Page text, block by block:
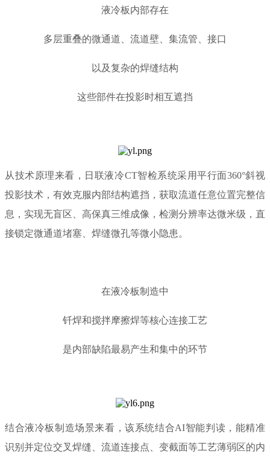
液冷板内部存在
多层重叠的微通道、流道壁、集流管、接口
以及复杂的焊缝结构
这些部件在投影时相互遮挡
从技术原理来看，日联液冷CT智检系统采用平行面360°斜视
投影技术，有效克服内部结构遮挡，获取流道任意位置完整信
息，实现无盲区、高保真三维成像，检测分辨率达微米级，直
接锁定微通道堵塞、焊缝微孔等微小隐患。
在液冷板制造中
钎焊和搅拌摩擦焊等核心连接工艺
是内部缺陷最易产生和集中的环节
结合液冷板制造场景来看，该系统结合AI智能判读，能精准
识别并定位交叉焊缝、流道连接点、变截面等工艺薄弱区的内